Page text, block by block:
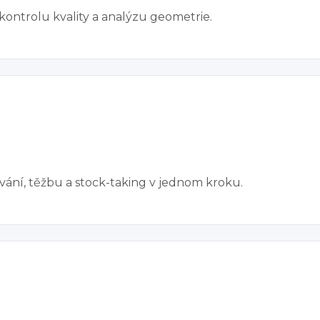
kvality a analýzu geometrie.
těžbu a stock-taking v jednom kroku.